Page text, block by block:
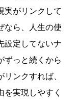
実がリンクして
なら、人生の使
設定してないナ
ずっと続くから
ンクすれば、
実現しやすく